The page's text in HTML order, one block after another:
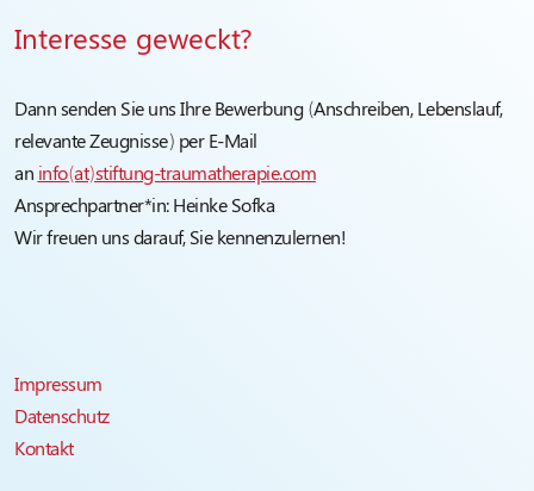
Interesse geweckt?
Dann senden Sie uns Ihre Bewerbung (Anschreiben, Lebenslauf,
relevante Zeugnisse) per E-Mail
an info(at)stiftung-traumatherapie.com
Ansprechpartner*in: Heinke Sofka
Wir freuen uns darauf, Sie kennenzulernen!
Impressum
Datenschutz
Kontakt